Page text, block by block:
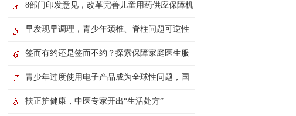
8部门印发意见，改革完善儿童用药供应保障机
制 让更多孩子用上好···
早发现早调理，青少年颈椎、脊柱问题可逆性
极强
签而有约还是签而不约？探索保障家庭医生服
务新路径
青少年过度使用电子产品成为全球性问题，国
际社会呼吁构建协同治···
扶正护健康，中医专家开出“生活处方”